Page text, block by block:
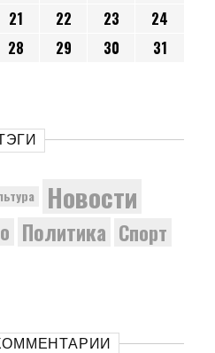
21 22 23
24
28 29 30
31
Новости
Политика Спорт